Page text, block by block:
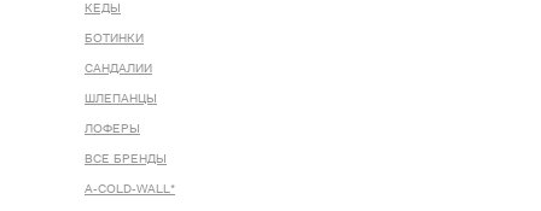
КЕДЫ
БОТИНКИ
САНДАЛИИ
ШЛЕПАНЦЫ
ЛОФЕРЫ
ВСЕ БРЕНДЫ
A-COLD-WALL*